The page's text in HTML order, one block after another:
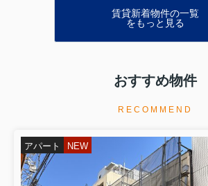
賃貸新着物件の一覧
をもっと見る
おすすめ物件
RECOMMEND
アパート NEW